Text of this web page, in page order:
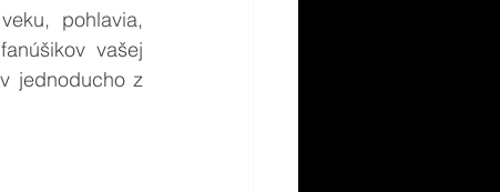
pohlavia,
vašej
jednoducho z